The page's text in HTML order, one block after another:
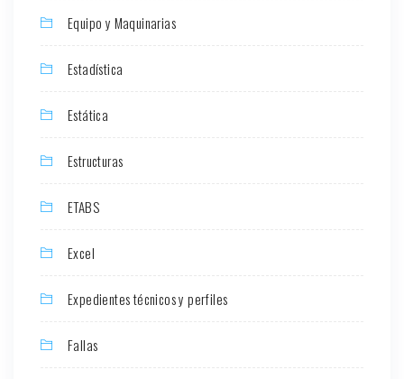
Equipo y Maquinarias
Estadística
Estática
Estructuras
ETABS
Excel
Expedientes técnicos y perfiles
Fallas